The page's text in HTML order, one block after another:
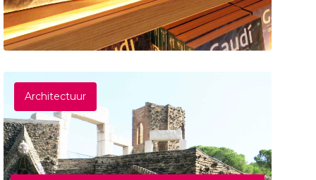
Architectuur